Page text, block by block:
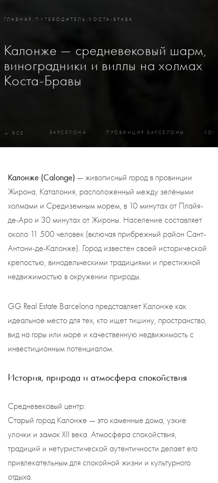
ГЛАВНАЯ /ПУТЕВОДИТЕЛЬ /КОСТА-БРАВА
Калонже — средневековый шарм,
виноградники и виллы на холмах
Коста-Бравы
← ВСЕ БАРСЕЛОНА ПРОВИНЦИЯ БАРСЕЛОНЫ
Калонже (Calonge) — живописный город в провинции
Жирона, Каталония, расположенный между зелёными
холмами и Средиземным морем, в 10 минутах от Плайя-
де-Аро и 30 минутах от Жироны. Население составляет
около 11 500 человек (включая прибрежный район Сант-
Антони-де-Калонже). Город известен своей исторической
крепостью, винодельческими традициями и престижной
недвижимостью в окружении природы.
GG Real Estate Barcelona представляет Калонже как
идеальное место для тех, кто ищет тишину, пространство,
вид на горы или море и качественную недвижимость с
инвестиционным потенциалом.
История, природа и атмосфера спокойствия
Средневековый центр:
Старый город Калонже — это каменные дома, узкие
улочки и замок XII века. Атмосфера спокойствия,
традиций и нетуристической аутентичности делает его
привлекательным для спокойной жизни и культурного
отдыха.